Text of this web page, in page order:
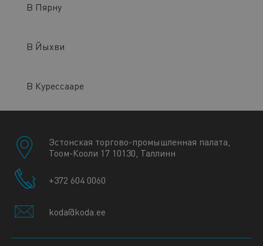
В Пярну
В Йыхви
В Курессааре
Эстонская торгово-промышленная палата,
Тоом-Кооли 17 10130, Таллинн
+372 604 0060
koda@koda.ee